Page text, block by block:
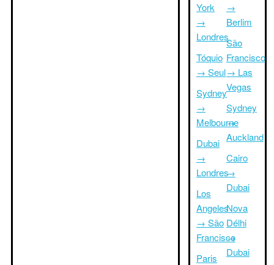
York
→
Londres
Tóquio
→ Seul
Sydney
→
Melbourne
Dubai
→
Londres
Los
Angeles
→ São
Francisco
Paris
→
Berlim
São
Francisco
→ Las
Vegas
Sydney
→
Auckland
Cairo
→
Dubai
Nova
Délhi
→
Dubai